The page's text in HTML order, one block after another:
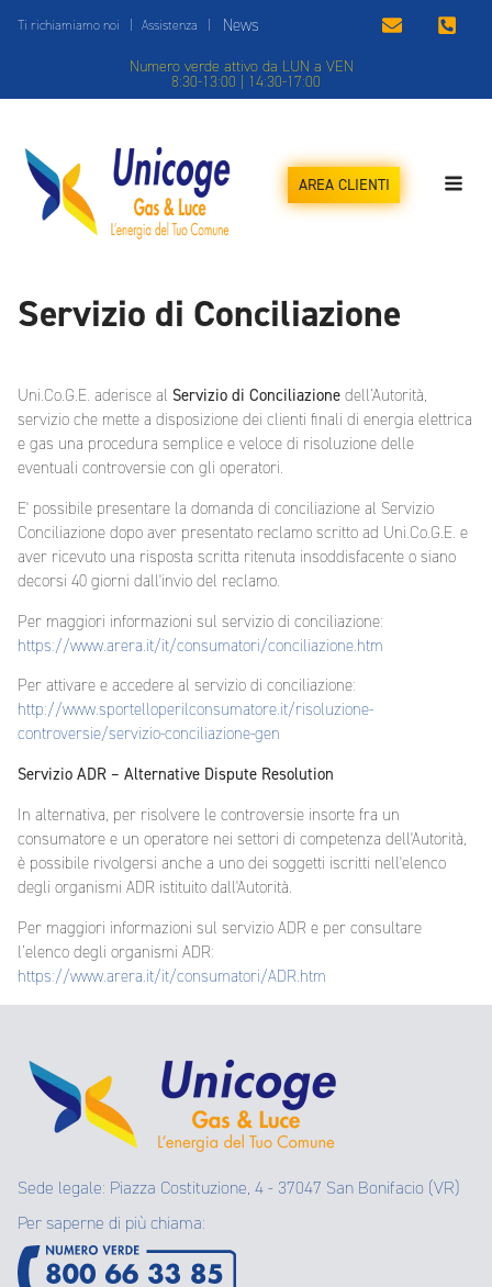
Ti richiamiamo noi | Assistenza | News
Numero verde attivo da LUN a VEN
8:30-13:00 | 14:30-17:00
AREA CLIENTI
Servizio di Conciliazione
Uni.Co.G.E. aderisce al Servizio di Conciliazione dell’Autorità,
servizio che mette a disposizione dei clienti finali di energia elettrica
e gas una procedura semplice e veloce di risoluzione delle
eventuali controversie con gli operatori.
E' possibile presentare la domanda di conciliazione al Servizio
Conciliazione dopo aver presentato reclamo scritto ad Uni.Co.G.E. e
aver ricevuto una risposta scritta ritenuta insoddisfacente o siano
decorsi 40 giorni dall'invio del reclamo.
Per maggiori informazioni sul servizio di conciliazione:
https://www.arera.it/it/consumatori/conciliazione.htm
Per attivare e accedere al servizio di conciliazione:
http://www.sportelloperilconsumatore.it/risoluzione-
controversie/servizio-conciliazione-gen
Servizio ADR – Alternative Dispute Resolution
In alternativa, per risolvere le controversie insorte fra un
consumatore e un operatore nei settori di competenza dell'Autorità,
è possibile rivolgersi anche a uno dei soggetti iscritti nell'elenco
degli organismi ADR istituito dall'Autorità.
Per maggiori informazioni sul servizio ADR e per consultare
l’elenco degli organismi ADR:
https://www.arera.it/it/consumatori/ADR.htm
Sede legale: Piazza Costituzione, 4 - 37047 San Bonifacio (VR)
Per saperne di più chiama: